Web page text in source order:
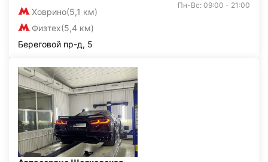
Ховрино(5,1 км)
Физтех(5,4 км)
Пн-Вс: 09:00 - 21:00
Береговой пр-д, 5